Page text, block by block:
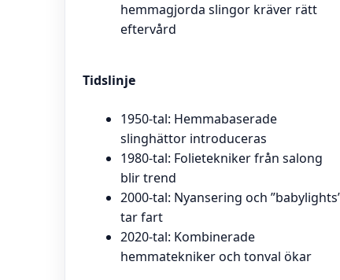
hemmagjorda slingor kräver rätt
eftervård
Tidslinje
1950-tal: Hemmabaserade
slinghättor introduceras
1980-tal: Folietekniker från salong
blir trend
2000-tal: Nyansering och
tar fart
2020-tal: Kombinerade
hemmatekniker och tonval ökar